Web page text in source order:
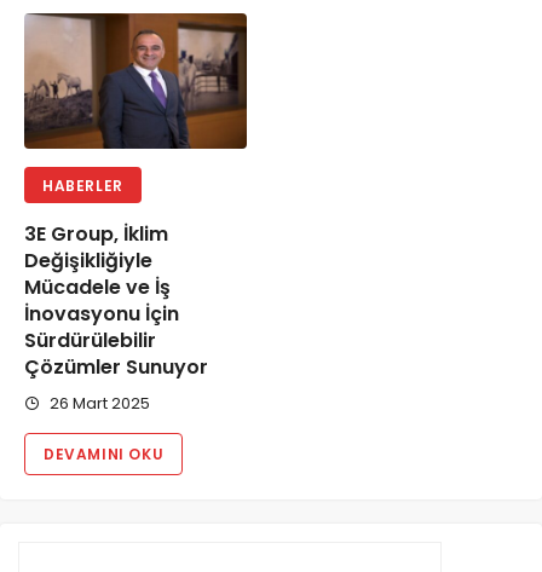
HABERLER
3E Group, İklim
Değişikliğiyle
Mücadele ve İş
İnovasyonu İçin
Sürdürülebilir
Çözümler Sunuyor
26 Mart 2025
DEVAMINI OKU